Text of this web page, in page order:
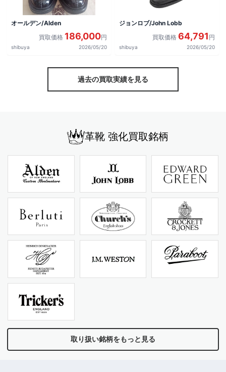
オールデン/Alden
買取価格 186,000円
shibuya 2026/05/20
ジョンロブ/John Lobb
買取価格 64,791 円
shibuya 2026/05/20
過去の買取実績を見る
革靴 強化買取銘柄
取り扱い銘柄をもっと見る